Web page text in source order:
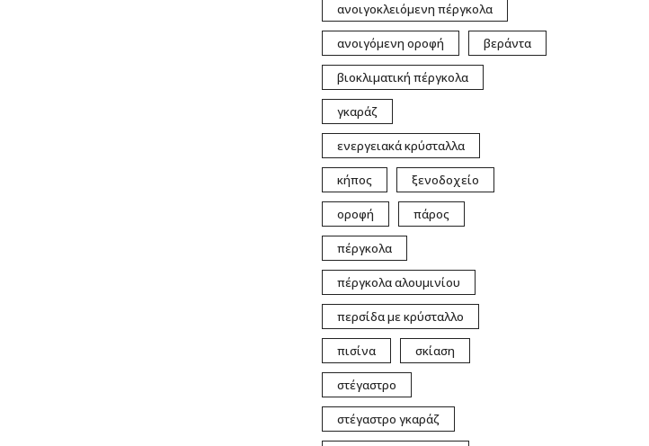
ανοιγοκλειόμενη πέργκολα
ανοιγόμενη οροφή βεράντα
βιοκλιματική πέργκολα
γκαράζ
ενεργειακά κρύσταλλα
κήπος ξενοδοχείο
οροφή πάρος
πέργκολα
πέργκολα αλουμινίου
περσίδα με κρύσταλλο
πισίνα σκίαση
στέγαστρο
στέγαστρο γκαράζ